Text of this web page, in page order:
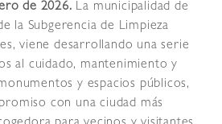
de 2026. La municipalidad de
la Subgerencia de Limpieza
viene desarrollando una serie
al cuidado, mantenimiento y
y espacios públicos,
con una ciudad más